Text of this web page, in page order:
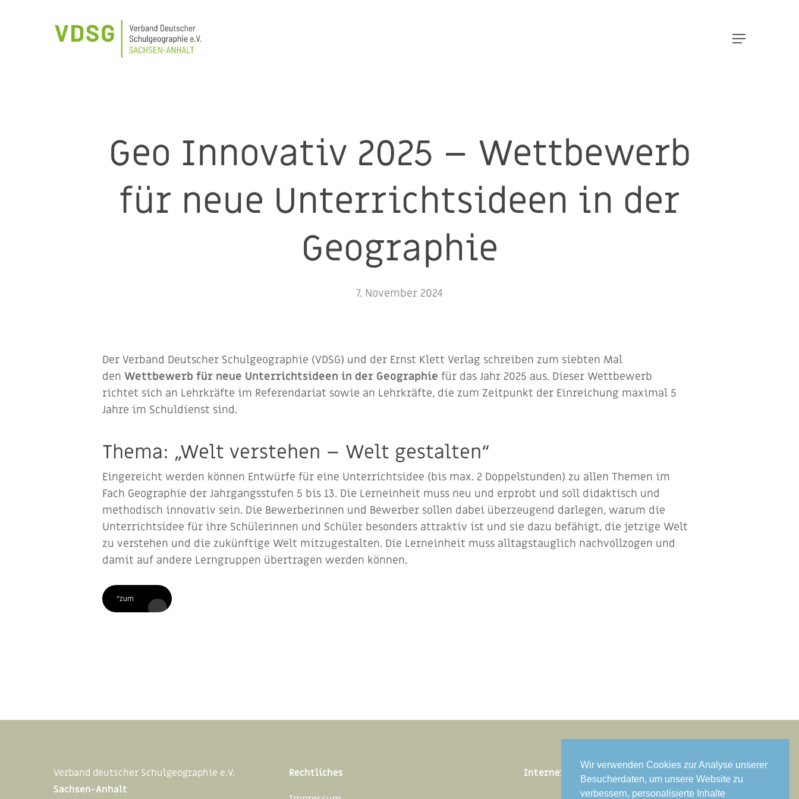
Menu
Geo Innovativ 2025 – Wettbewerb
für neue Unterrichtsideen in der
Geographie
7. November 2024
Der Verband Deutscher Schulgeographie (VDSG) und der Ernst Klett Verlag schreiben zum siebten Mal
denWettbewerb für neue Unterrichtsideen in der Geographie für das Jahr 2025 aus. Dieser Wettbewerb
richtet sich an Lehrkräfte im Referendariat sowie an Lehrkräfte, die zum Zeitpunkt der Einreichung maximal 5
Jahre im Schuldienst sind.
Thema: „Welt verstehen – Welt gestalten“
Eingereicht werden können Entwürfe für eine Unterrichtsidee (bis max. 2 Doppelstunden) zu allen Themen im
Fach Geographie der Jahrgangsstufen 5 bis 13. Die Lerneinheit muss neu und erprobt und soll didaktisch und
methodisch innovativ sein. Die Bewerberinnen und Bewerber sollen dabei überzeugend darlegen, warum die
Unterrichtsidee für ihre Schülerinnen und Schüler besonders attraktiv ist und sie dazu befähigt, die jetzige Welt
zu verstehen und die zukünftige Welt mitzugestalten. Die Lerneinheit muss alltagstauglich nachvollzogen und
damit auf andere Lerngruppen übertragen werden können.
“zum
Verband deutscher Schulgeographie e.V.
Sachsen-Anhalt
Rechtliches
Interner Bereich
Wir verwenden Cookies zur Analyse unserer
Besucherdaten, um unsere Website zu
verbessern, personalisierte Inhalte